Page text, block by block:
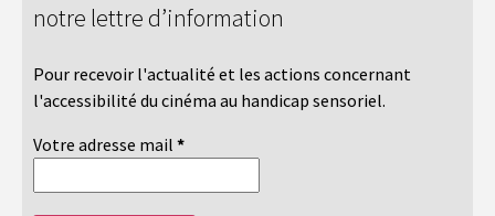
notre lettre d’information
Pour recevoir l'actualité et les actions concernant
l'accessibilité du cinéma au handicap sensoriel.
Votre adresse mail *